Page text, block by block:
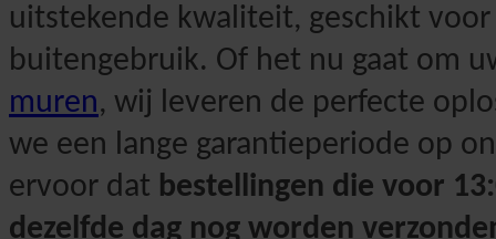
uitstekende kwaliteit, geschikt
buitengebruik. Of het nu gaat om
muren, wij leveren de perfecte
we een lange garantieperiode op
ervoor dat bestellingen die voor
dezelfde dag nog worden